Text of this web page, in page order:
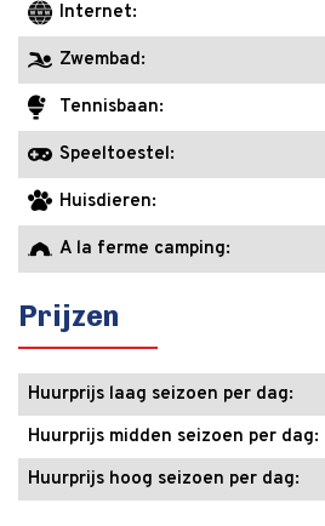
Internet:
Zwembad:
Tennisbaan:
Speeltoestel:
Huisdieren:
A la ferme camping:
Prijzen
Huurprijs laag seizoen per dag:
Huurprijs midden seizoen per dag:
Huurprijs hoog seizoen per dag: